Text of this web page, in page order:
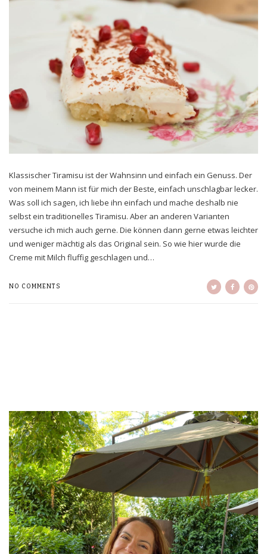
Klassischer Tiramisu ist der Wahnsinn und einfach ein Genuss. Der
von meinem Mann ist für mich der Beste, einfach unschlagbar lecker.
Was soll ich sagen, ich liebe ihn einfach und mache deshalb nie
selbst ein traditionelles Tiramisu. Aber an anderen Varianten
versuche ich mich auch gerne. Die können dann gerne etwas leichter
und weniger mächtig als das Original sein. So wie hier wurde die
Creme mit Milch fluffig geschlagen und…
NO COMMENTS